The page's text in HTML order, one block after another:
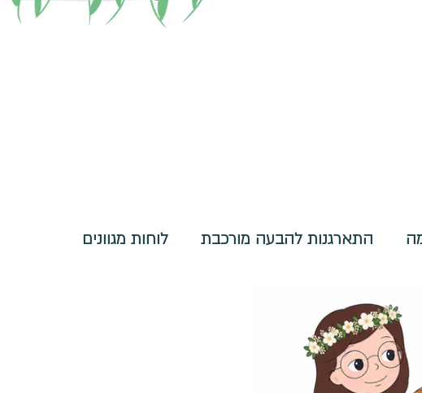
התארגנות להבעה מורכבת לוחות מגוונים
סיפורי הכנה/חברתיים
השפה בעזרת